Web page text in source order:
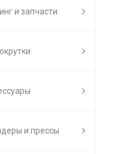
и запчасти
и прессы